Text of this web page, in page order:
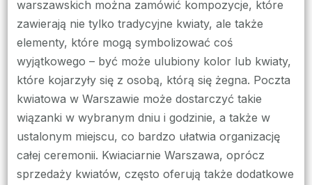
warszawskich można zamówić kompozycje, które
zawierają nie tylko tradycyjne kwiaty, ale także
elementy, które mogą symbolizować coś
wyjątkowego – być może ulubiony kolor lub kwiaty,
które kojarzyły się z osobą, którą się żegna. Poczta
kwiatowa w Warszawie może dostarczyć takie
wiązanki w wybranym dniu i godzinie, a także w
ustalonym miejscu, co bardzo ułatwia organizację
całej ceremonii. Kwiaciarnie Warszawa, oprócz
sprzedaży kwiatów, często oferują także dodatkowe